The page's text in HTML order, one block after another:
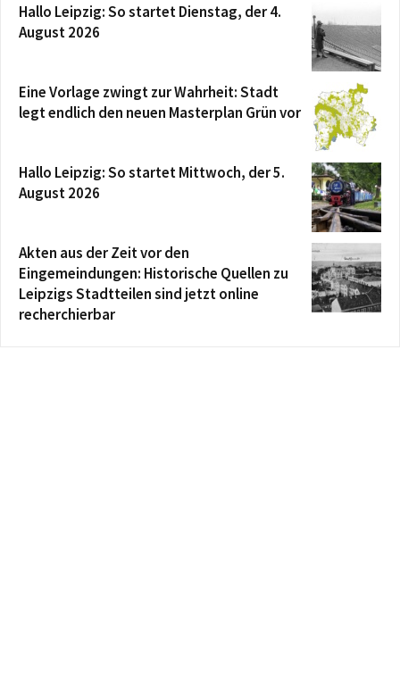
Hallo Leipzig: So startet Dienstag, der 4.
August 2026
Eine Vorlage zwingt zur Wahrheit: Stadt
legt endlich den neuen Masterplan Grün vor
Hallo Leipzig: So startet Mittwoch, der 5.
August 2026
Akten aus der Zeit vor den
Eingemeindungen: Historische Quellen zu
Leipzigs Stadtteilen sind jetzt online
recherchierbar